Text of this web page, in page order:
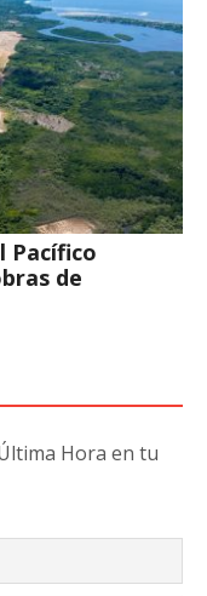
Pacífico
de
Hora en tu